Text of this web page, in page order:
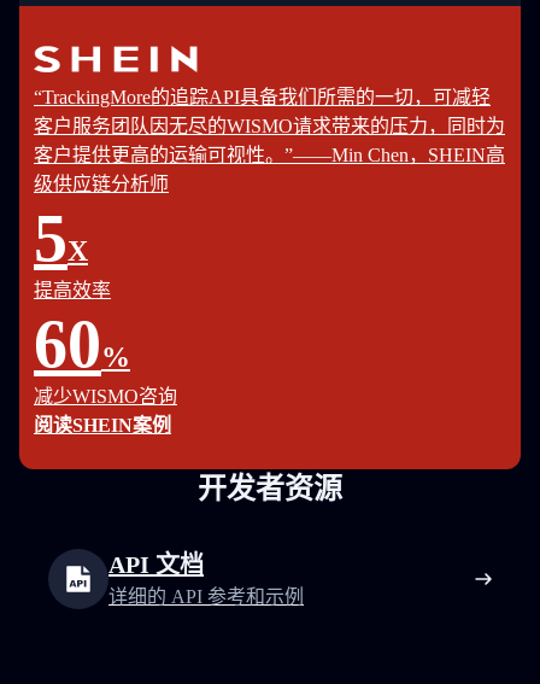
“TrackingMore的追踪API具备我们所需的一切，可减轻
客户服务团队因无尽的WISMO请求带来的压力，同时为
客户提供更高的运输可视性。”——Min Chen，SHEIN高
级供应链分析师
5X
提高效率
60%
减少WISMO咨询
阅读SHEIN案例
开发者资源
API 文档
详细的 API 参考和示例